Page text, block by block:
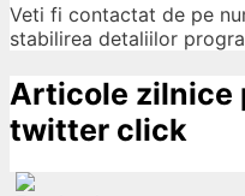
Veti fi contactat de pe
stabilirea detaliilor
Articole zilnice
twitter click